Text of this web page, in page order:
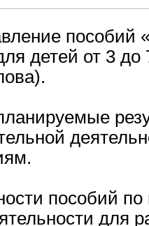
пособий
детей от 3 до
пособий
для